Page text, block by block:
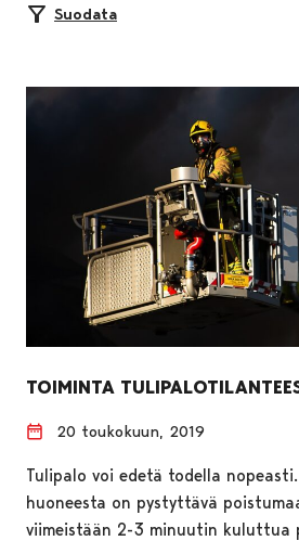
Suodata
TOIMINTA
20 toukokuun, 2019
Tulipalo voi edetä todella nopeasti.
huoneesta on pystyttävä
viimeistään 2-3 minuutin kuluttua